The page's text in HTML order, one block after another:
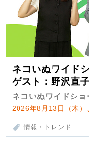
ネコいぬワイド
ゲスト：野沢直子
ネコいぬワイドショ
2026年8月13日（木
情報・トレンド